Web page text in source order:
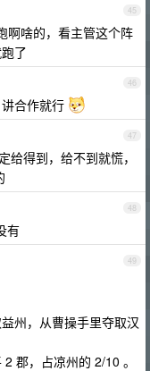
45
啊啥的，看主管这个阵
了
46
合作就行
47
给得到，给不到就慌，
48
有
49
州，从曹操手里夺取汉
郡，占凉州的 2/10 。